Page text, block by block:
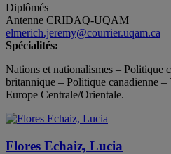
Diplômés
Antenne CRIDAQ-UQAM
elmerich.jeremy@courrier.uqam.ca
Spécialités:
Nations et nationalismes – Politique
britannique – Politique canadienne –
Europe Centrale/Orientale.
Flores Echaiz, Lucia